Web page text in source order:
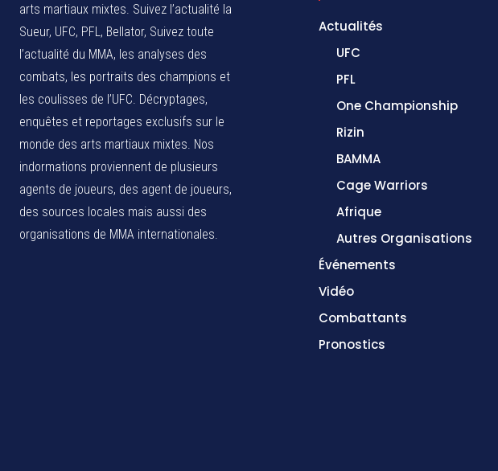
arts martiaux mixtes. Suivez l’actualité la
Sueur, UFC, PFL, Bellator, Suivez toute
l’actualité du MMA, les analyses des
combats, les portraits des champions et
les coulisses de l’UFC. Décryptages,
enquêtes et reportages exclusifs sur le
monde des arts martiaux mixtes. Nos
indormations proviennent de plusieurs
agents de joueurs, des agent de joueurs,
des sources locales mais aussi des
organisations de MMA internationales.
Actualités
UFC
PFL
One Championship
Rizin
BAMMA
Cage Warriors
Afrique
Autres Organisations
Événements
Vidéo
Combattants
Pronostics